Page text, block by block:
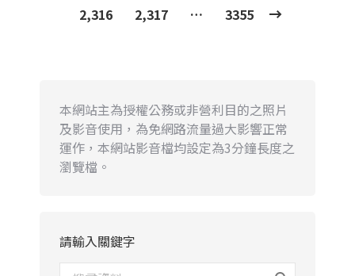
2,316
2,317 … 3355
本網站主為授權公務或非營利目的之照片
及影音使用，為免網路流量過大影響正常
運作，本網站影音檔均設定為3分鐘長度之
瀏覽檔。
請輸入關鍵字